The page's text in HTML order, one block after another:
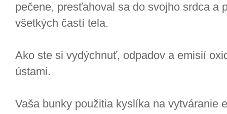
pečene, presťahoval sa do svojho srdca a
všetkých častí tela.
Ako ste si vydýchnuť, odpadov a emisií
ústami.
Vaša bunky použitia kyslíka na vytváranie